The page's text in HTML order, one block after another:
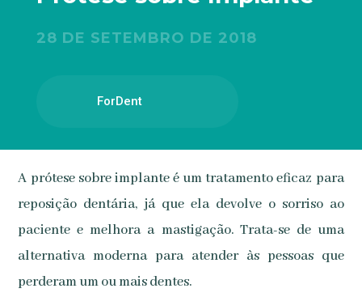
28 DE SETEMBRO DE 2018
ForDent
A prótese sobre implante é um tratamento eficaz para
reposição dentária, já que ela devolve o sorriso ao
paciente e melhora a mastigação. Trata-se de uma
alternativa moderna para atender às pessoas que
perderam um ou mais dentes.